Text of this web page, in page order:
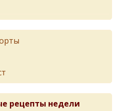
рецепты недели